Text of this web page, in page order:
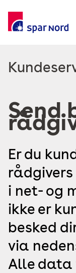
Læs
Send
Er du
i net- og
ikke er
besked
via
Alle data